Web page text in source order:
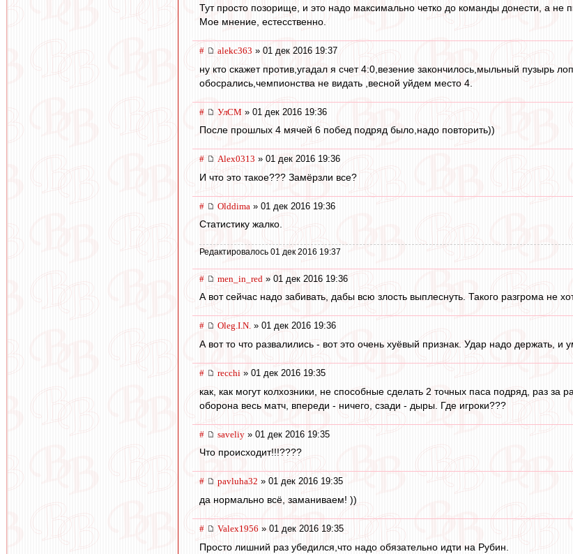
Тут просто позорище, и это надо максимально четко до команды донести, а не
Мое мнение, естесственно.
# alekc363 » 01 дек 2016 19:37
ну кто скажет против,угадал я счет 4:0,везение закончилось,мыльный пузырь
обосрались,чемпионства не видать ,весной уйдем место 4.
# УлСМ » 01 дек 2016 19:36
После прошлых 4 мячей 6 побед подряд было,надо повторить))
# Alex0313 » 01 дек 2016 19:36
И что это такое??? Замёрзли все?
# Olddima » 01 дек 2016 19:36
Статистику жалко.
Редактировалось 01 дек 2016 19:37
# men_in_red » 01 дек 2016 19:36
А вот сейчас надо забивать, дабы всю злость выплеснуть. Такого разгрома не
# Oleg.I.N. » 01 дек 2016 19:36
А вот то что развалились - вот это очень хуёвый признак. Удар надо держать, и
# recchi » 01 дек 2016 19:35
как, как могут колхозники, не способные сделать 2 точных паса подряд, раз
оборона весь матч, впереди - ничего, сзади - дыры. Где игроки???
# saveliy » 01 дек 2016 19:35
Что происходит!!!????
# pavluha32 » 01 дек 2016 19:35
да нормально всё, заманиваем! ))
# Valex1956 » 01 дек 2016 19:35
Просто лишний раз убедился,что надо обязательно идти на Рубин.